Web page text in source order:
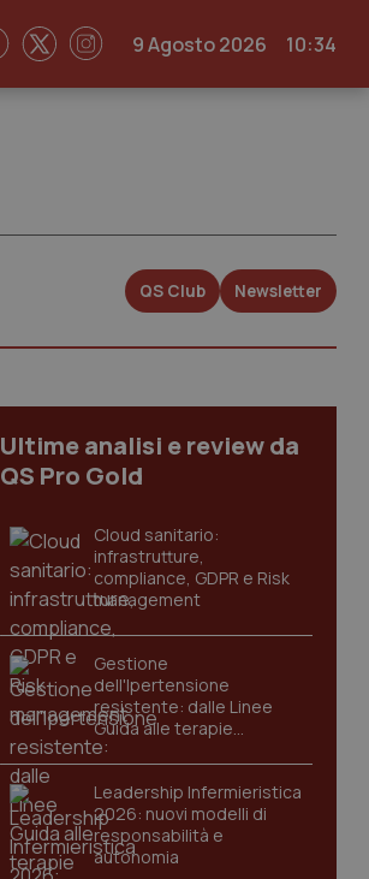
9 Agosto 2026 10:34
QS Club Newsletter
Ultime analisi e review da
QS Pro Gold
Cloud sanitario:
infrastrutture,
compliance, GDPR e Risk
management
Gestione
dell'Ipertensione
resistente: dalle Linee
Guida alle terapie
innovative
Leadership Infermieristica
2026: nuovi modelli di
responsabilità e
autonomia